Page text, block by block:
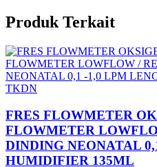
Produk Terkait
TKDN
FRES FLOWMETER
FLOWMETER
DINDING NEONATAL
HUMIDIFIER 135ML